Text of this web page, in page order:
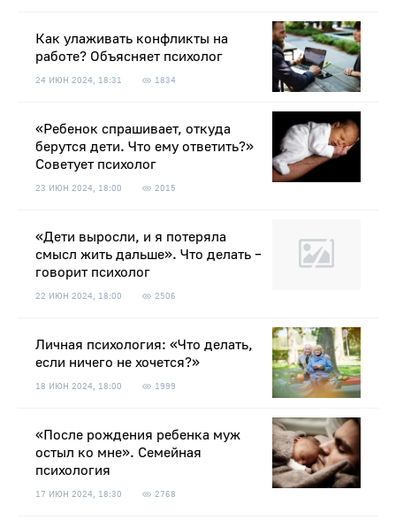
Как улаживать конфликты на
работе? Объясняет психолог
24 ИЮН 2024, 18:31 1834
«Ребенок спрашивает, откуда
берутся дети. Что ему ответить?»
Советует психолог
23 ИЮН 2024, 18:00 2015
«Дети выросли, и я потеряла
смысл жить дальше». Что делать –
говорит психолог
22 ИЮН 2024, 18:00 2506
Личная психология: «Что делать,
если ничего не хочется?»
18 ИЮН 2024, 18:00 1999
«После рождения ребенка муж
остыл ко мне». Семейная
психология
17 ИЮН 2024, 18:30 2768